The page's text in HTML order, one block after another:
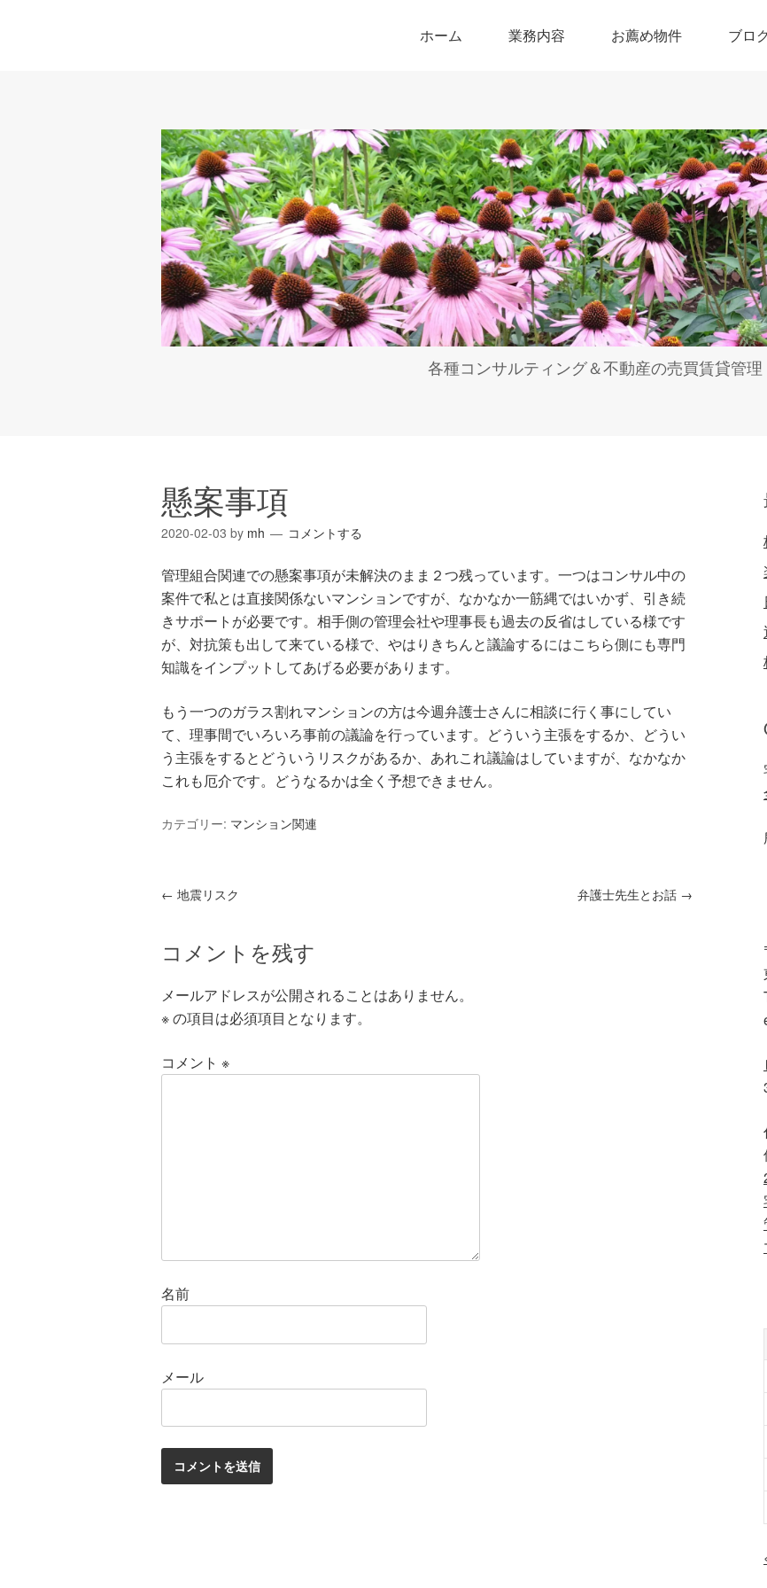
ホーム 業務内容 お薦め物件 ブロ
各種コンサルティング＆不動産の売買賃貸管理
懸案事項
2020-02-03 by mh コメントする
管理組合関連での懸案事項が未解決のまま２つ残っています。一つはコンサル中の
案件で私とは直接関係ないマンションですが、なかなか一筋縄ではいかず、引き続
きサポートが必要です。相手側の管理会社や理事長も過去の反省はしている様です
が、対抗策も出して来ている様で、やはりきちんと議論するにはこちら側にも専門
知識をインプットしてあげる必要があります。
もう一つのガラス割れマンションの方は今週弁護士さんに相談に行く事にしてい
て、理事間でいろいろ事前の議論を行っています。どういう主張をするか、どうい
う主張をするとどういうリスクがあるか、あれこれ議論はしていますが、なかなか
これも厄介です。どうなるかは全く予想できません。
カテゴリー: マンション関連
← 地震リスク 弁護士先生とお話 →
コメントを残す
メールアドレスが公開されることはありません。
※の項目は必須項目となります。
コメント ※
名前
メール